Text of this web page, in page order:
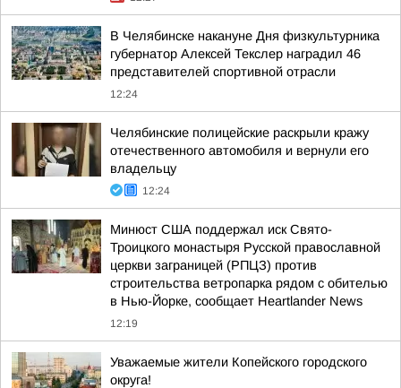
В Челябинске накануне Дня физкультурника
губернатор Алексей Текслер наградил 46
представителей спортивной отрасли
12:24
Челябинские полицейские раскрыли кражу
отечественного автомобиля и вернули его
владельцу
12:24
Минюст США поддержал иск Свято-
Троицкого монастыря Русской православной
церкви заграницей (РПЦЗ) против
строительства ветропарка рядом с обителью
в Нью-Йорке, сообщает Heartlander News
12:19
Уважаемые жители Копейского городского
округа!